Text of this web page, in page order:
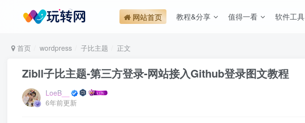
网站首页 教程&分享 值得一看 软件工具
首页 wordpress 子比主题 正文
Zibll子比主题-第三方登录-网站接入Github登录图文教程
LoeB__
6年前更新